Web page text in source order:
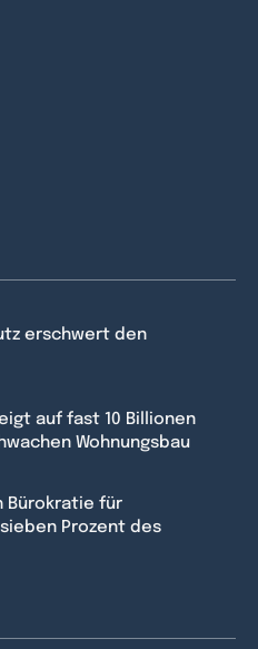
erschwert den
auf fast 10 Billionen
Wohnungsbau
Bürokratie für
Prozent des